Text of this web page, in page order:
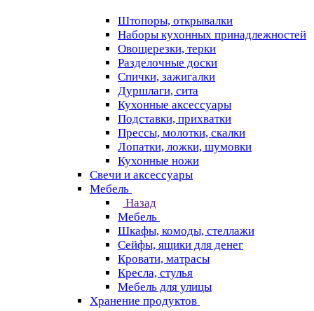
Штопоры, открывалки
Наборы кухонных принадлежностей
Овощерезки, терки
Разделочные доски
Спички, зажигалки
Дуршлаги, сита
Кухонные аксессуары
Подставки, прихватки
Прессы, молотки, скалки
Лопатки, ложки, шумовки
Кухонные ножи
Свечи и аксессуары
Мебель
Назад
Мебель
Шкафы, комоды, стеллажи
Сейфы, ящики для денег
Кровати, матрасы
Кресла, стулья
Мебель для улицы
Хранение продуктов